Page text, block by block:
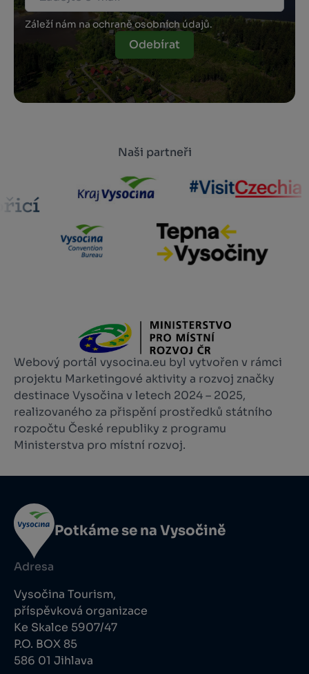
Záleží nám na ochraně osobních údajů.
Odebírat
Naši partneři
Webový portál vysocina.eu byl vytvořen v rámci
projektu Marketingové aktivity a rozvoj značky
destinace Vysočina v letech 2024 – 2025,
realizovaného za přispění prostředků státního
rozpočtu České republiky z programu
Ministerstva pro místní rozvoj.
Potkáme se na Vysočině
Adresa
Vysočina Tourism,
příspěvková organizace
Ke Skalce 5907/47
P.O. BOX 85
586 01 Jihlava